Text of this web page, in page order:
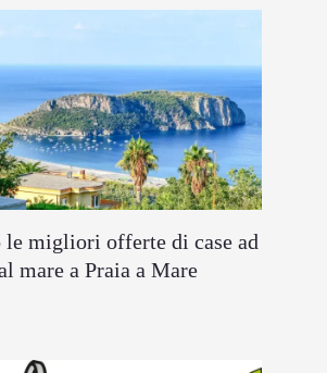
le migliori offerte di case ad
mare a Praia a Mare